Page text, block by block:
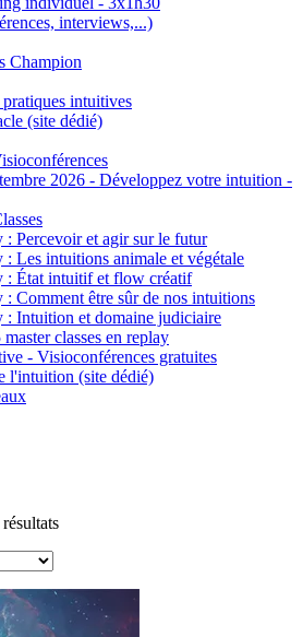
interviews,...)
Champion
intuitives
(site dédié)
2026 - Développez votre intuition -
: Percevoir et agir sur le futur
: Les intuitions animale et végétale
: État intuitif et flow créatif
: Comment être sûr de nos intuitions
: Intuition et domaine judiciaire
master classes en replay
- Visioconférences gratuites
l'intuition (site dédié)